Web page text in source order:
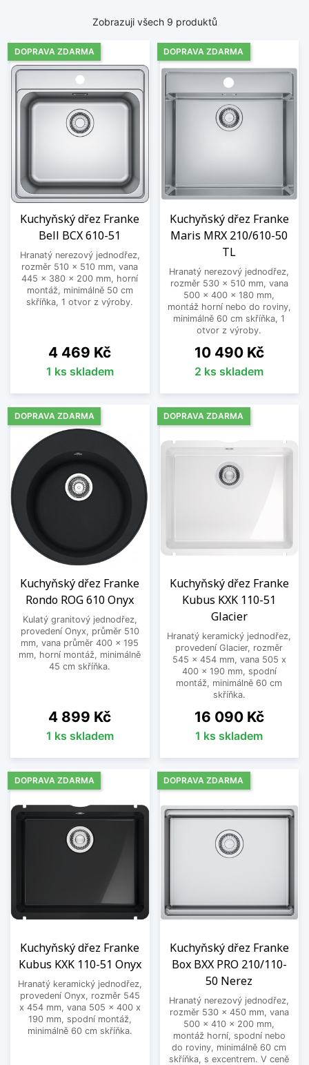
Zobrazuji všech 9 produktů
Kuchyňský dřez Franke
Bell BCX 610-51
Hranatý nerezový jednodřez,
rozměr 510 x 510 mm, vana
445 x 380 x 200 mm, horní
montáž, minimálně 50 cm
skříňka, 1 otvor z výroby.
Cena
4 469 Kč
1 ks skladem
DOPRAVA ZDARMA
Kuchyňský dřez Franke
Maris MRX 210/610-50
TL
Hranatý nerezový jednodřez,
rozměr 530 x 510 mm, vana
500 x 400 x 180 mm,
montáž horní nebo do roviny,
minimálně 60 cm skříňka, 1
otvor z výroby.
Cena
10 490 Kč
2 ks skladem
DOPRAVA ZDARMA
Kuchyňský dřez Franke
Rondo ROG 610 Onyx
Kulatý granitový jednodřez,
provedení Onyx, průměr 510
mm, vana průměr 400 x 195
mm, horní montáž, minimálně
45 cm skříňka.
Cena
4 899 Kč
1 ks skladem
DOPRAVA ZDARMA
Kuchyňský dřez Franke
Kubus KXK 110-51
Glacier
Hranatý keramický jednodřez,
provedení Glacier, rozměr
545 x 454 mm, vana 505 x
400 x 190 mm, spodní
montáž, minimálně 60 cm
skříňka.
Cena
16 090 Kč
1 ks skladem
DOPRAVA ZDARMA
Kuchyňský dřez Franke
Kubus KXK 110-51 Onyx
Hranatý keramický jednodřez,
provedení Onyx, rozměr 545
x 454 mm, vana 505 x 400 x
190 mm, spodní montáž,
minimálně 60 cm skříňka.
DOPRAVA ZDARMA
Kuchyňský dřez Franke
Box BXX PRO 210/110-
50 Nerez
Hranatý nerezový jednodřez,
rozměr 530 x 450 mm, vana
500 x 410 x 200 mm,
montáž horní, spodní nebo
do roviny, minimálně 60 cm
skříňka, s excentrem. V ceně
DOPRAVA ZDARMA